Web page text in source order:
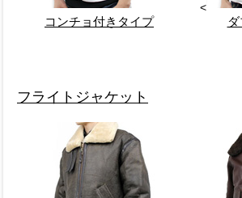
コンチョ付きタイプ
<
フライトジャケット